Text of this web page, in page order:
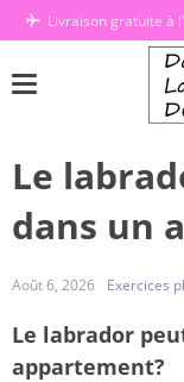
Passer
au
Livraison gratuite à
Le
dans un
Août 6, 2026 Exercices
Le labrador
appartement?